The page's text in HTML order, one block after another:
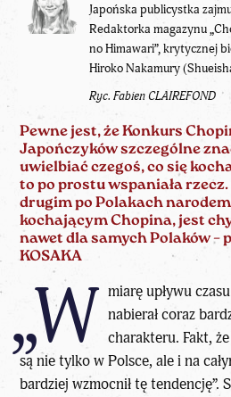
Japońska publicystka
Redaktorka magazynu
no Himawari”, krytycznej
Hiroko Nakamury
Ryc. Fabien CLAIREFOND
Pewne jest, że Konkurs
Japończyków szczególne
uwielbiać czegoś, co się
to po prostu wspaniała
drugim po Polakach
kochającym Chopina, jest
nawet dla samych Polaków –
KOSAKA
„W miarę upływu
nabierał coraz
charakteru. Fakt,
są nie tylko w Polsce, ale i na
bardziej wzmocnił tę tendencję”.